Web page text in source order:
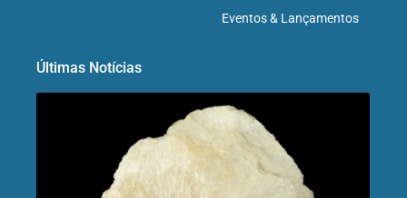
Eventos & Lançamentos
Últimas Notícias